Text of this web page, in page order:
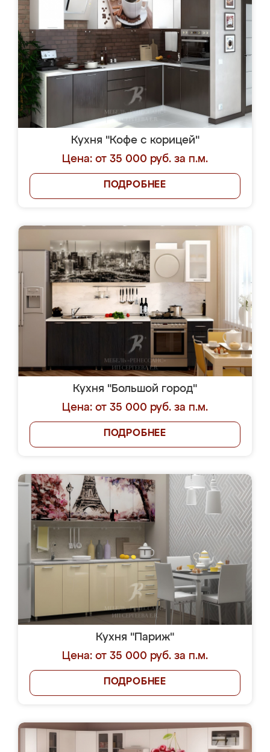
Кухня "Кофе с корицей"
Цена: от 35 000 руб. за п.м.
ПОДРОБНЕЕ
Кухня "Большой город"
Цена: от 35 000 руб. за п.м.
ПОДРОБНЕЕ
Кухня "Париж"
Цена: от 35 000 руб. за п.м.
ПОДРОБНЕЕ